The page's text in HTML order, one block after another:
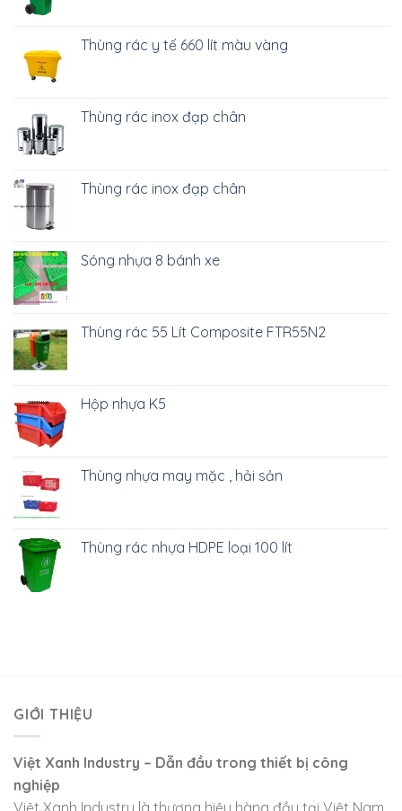
Thùng rác y tế 660 lít màu vàng
Thùng rác inox đạp chân
Thùng rác inox đạp chân
Sóng nhựa 8 bánh xe
Thùng rác 55 Lít Composite FTR55N2
Hộp nhựa K5
Thùng nhựa may mặc , hải sản
Thùng rác nhựa HDPE loại 100 lít
GIỚI THIỆU
Việt Xanh Industry – Dẫn đầu trong thiết bị công
nghiệp